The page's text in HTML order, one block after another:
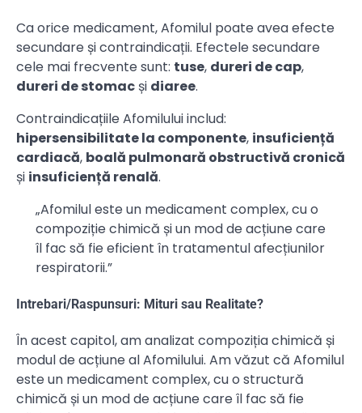
Ca orice medicament, Afomilul poate avea efecte
secundare și contraindicații. Efectele secundare
cele mai frecvente sunt: tuse, dureri de cap,
dureri de stomac și diaree.
Contraindicațiile Afomilului includ:
hipersensibilitate la componente, insuficiență
cardiacă, boală pulmonară obstructivă cronică
și insuficiență renală.
„Afomilul este un medicament complex, cu o
compoziție chimică și un mod de acțiune care
îl fac să fie eficient în tratamentul afecțiunilor
respiratorii.”
Intrebari/Raspunsuri: Mituri sau Realitate?
În acest capitol, am analizat compoziția chimică și
modul de acțiune al Afomilului. Am văzut că Afomilul
este un medicament complex, cu o structură
chimică și un mod de acțiune care îl fac să fie